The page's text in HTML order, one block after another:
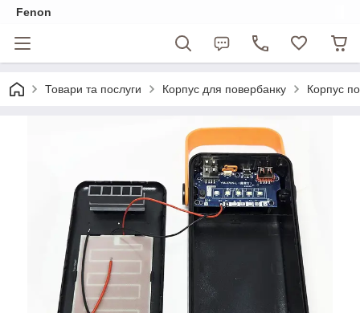
Fenon
Товари та послуги Корпус для повербанку Корпус